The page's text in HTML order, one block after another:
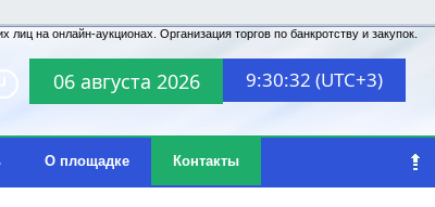
06 августа 2026 9:30:32 (UTC+3)
на онлайн-аукционах. Организация торгов по банкротству и закупок.
О площадке Контакты